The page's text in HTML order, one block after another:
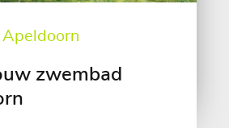
Apeldoorn
zwembad